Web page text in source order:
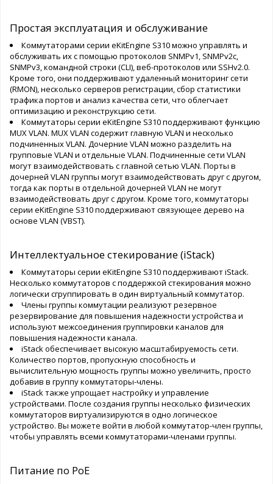
Простая эксплуатация и обслуживание
Коммутаторами серии eKitEngine S310 можно управлять и
обслуживать их с помощью протоколов SNMPv1, SNMPv2c,
SNMPv3, командной строки (CLI), веб-протоколов или SSHv2.0.
Кроме того, они поддерживают удаленный мониторинг сети
(RMON), несколько серверов регистрации, сбор статистики
трафика портов и анализ качества сети, что облегчает
оптимизацию и реконструкцию сети.
Коммутаторы серии eKitEngine S310 поддерживают функцию
MUX VLAN. MUX VLAN содержит главную VLAN и несколько
подчиненных VLAN. Дочерние VLAN можно разделить на
групповые VLAN и отдельные VLAN. Подчиненные сети VLAN
могут взаимодействовать с главной сетью VLAN. Порты в
дочерней VLAN группы могут взаимодействовать друг с другом,
тогда как порты в отдельной дочерней VLAN не могут
взаимодействовать друг с другом. Кроме того, коммутаторы
серии eKitEngine S310 поддерживают связующее дерево на
основе VLAN (VBST).
Интеллектуальное стекирование (iStack)
Коммутаторы серии eKitEngine S310 поддерживают iStack.
Несколько коммутаторов с поддержкой стекирования можно
логически сгруппировать в один виртуальный коммутатор.
Члены группы коммутации реализуют резервное
резервирование для повышения надежности устройства и
используют межсоединения группировки каналов для
повышения надежности канала.
iStack обеспечивает высокую масштабируемость сети.
Количество портов, пропускную способность и
вычислительную мощность группы можно увеличить, просто
добавив в группу коммутаторы-члены.
iStack также упрощает настройку и управление
устройствами. После создания группы несколько физических
коммутаторов виртуализируются в одно логическое
устройство. Вы можете войти в любой коммутатор-член группы,
чтобы управлять всеми коммутаторами-членами группы.
Питание по PoE